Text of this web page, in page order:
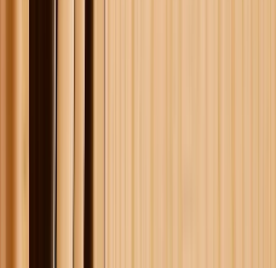
hebt om details aan te passen
maken van fotocadeaus een
verjaardag, jubileum of